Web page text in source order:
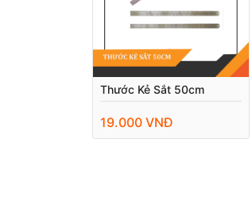
Thước Kẻ Sắt 50cm
19.000 VNĐ